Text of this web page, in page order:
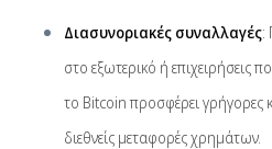
Διασυνοριακές συναλλαγές:
στο εξωτερικό ή επιχειρήσεις
το Bitcoin προσφέρει γρήγορες
διεθνείς μεταφορές χρημάτων.